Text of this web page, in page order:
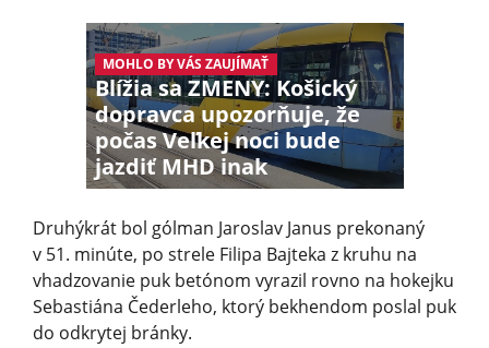
MOHLO BY VÁS ZAUJÍMAŤ
Blížia sa ZMENY: Košický
dopravca upozorňuje, že
počas Veľkej noci bude
jazdiť MHD inak
Druhýkrát bol gólman Jaroslav Janus prekonaný
v 51. minúte, po strele Filipa Bajteka z kruhu na
vhadzovanie puk betónom vyrazil rovno na hokejku
Sebastiána Čederleho, ktorý bekhendom poslal puk
do odkrytej bránky.